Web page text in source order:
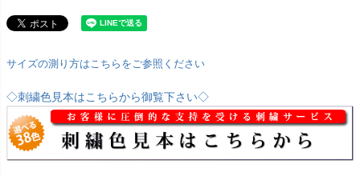
サイズの測り方はこちらをご参照ください
◇刺繍色見本はこちらから御覧下さい◇